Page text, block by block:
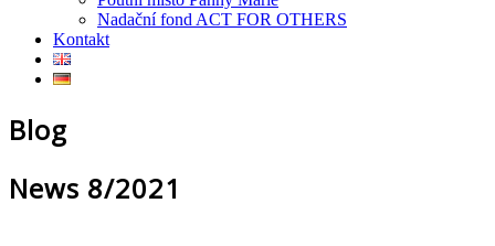
Nadační fond ACT FOR OTHERS
Kontakt
Blog
News 8/2021